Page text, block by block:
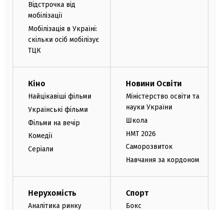
Відстрочка від
мобілізації
Мобілізація в Україні:
скільки осіб мобілізує
ТЦК
Кіно
Найцікавіші фільми
Українські фільми
Фільми на вечір
Комедії
Серіали
Новини Освіти
Міністерство освіти та
науки України
Школа
НМТ 2026
Саморозвиток
Навчання за кордоном
Нерухомість
Аналітика ринку
Спорт
Бокс